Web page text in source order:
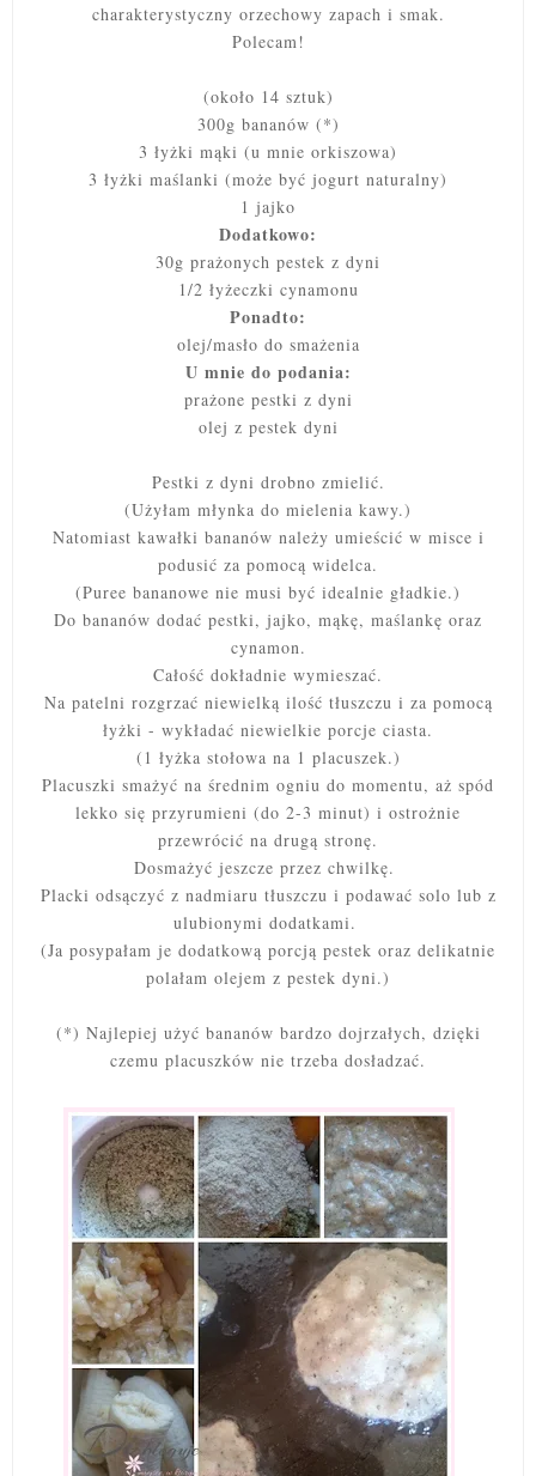
charakterystyczny orzechowy zapach i smak.
Polecam!
(około 14 sztuk)
300g bananów (*)
3 łyżki mąki (u mnie orkiszowa)
3 łyżki maślanki (może być jogurt naturalny)
1 jajko
Dodatkowo:
30g prażonych pestek z dyni
1/2 łyżeczki cynamonu
Ponadto:
olej/masło do smażenia
U mnie do podania:
prażone pestki z dyni
olej z pestek dyni
Pestki z dyni drobno zmielić.
(Użyłam młynka do mielenia kawy.)
Natomiast kawałki bananów należy umieścić w misce i
podusić za pomocą widelca.
(Puree bananowe nie musi być idealnie gładkie.)
Do bananów dodać pestki, jajko, mąkę, maślankę oraz
cynamon.
Całość dokładnie wymieszać.
Na patelni rozgrzać niewielką ilość tłuszczu i za pomocą
łyżki - wykładać niewielkie porcje ciasta.
(1 łyżka stołowa na 1 placuszek.)
Placuszki smażyć na średnim ogniu do momentu, aż spód
lekko się przyrumieni (do 2-3 minut) i ostrożnie
przewrócić na drugą stronę.
Dosmażyć jeszcze przez chwilkę.
Placki odsączyć z nadmiaru tłuszczu i podawać solo lub z
ulubionymi dodatkami.
(Ja posypałam je dodatkową porcją pestek oraz delikatnie
polałam olejem z pestek dyni.)
(*) Najlepiej użyć bananów bardzo dojrzałych, dzięki
czemu placuszków nie trzeba dosładzać.